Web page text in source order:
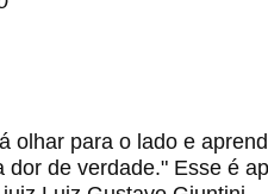
olhar para o lado e
dor de verdade." Esse é